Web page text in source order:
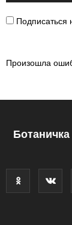
Подписаться
Произошла